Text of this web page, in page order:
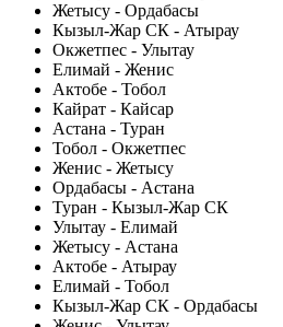
Жетысу - Ордабасы
Кызыл-Жар СК - Атырау
Окжетпес - Улытау
Елимай - Женис
Актобе - Тобол
Кайрат - Кайсар
Астана - Туран
Тобол - Окжетпес
Женис - Жетысу
Ордабасы - Астана
Туран - Кызыл-Жар СК
Улытау - Елимай
Жетысу - Астана
Актобе - Атырау
Елимай - Тобол
Кызыл-Жар СК - Ордабасы